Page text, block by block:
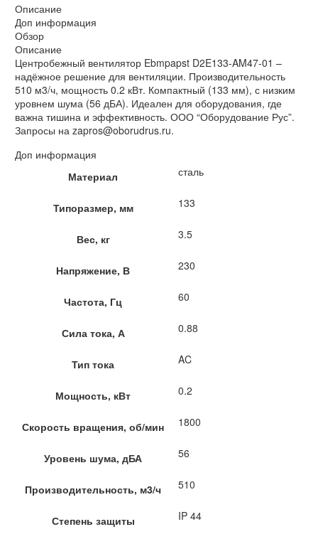
Описание
Доп информация
Обзор
Описание
Центробежный вентилятор Ebmpapst D2E133-AM47-01 –
надёжное решение для вентиляции. Производительность
510 м3/ч, мощность 0.2 кВт. Компактный (133 мм), с низким
уровнем шума (56 дБА). Идеален для оборудования, где
важна тишина и эффективность. ООО “Оборудование Рус”.
Запросы на zapros@oborudrus.ru.
Доп информация
Материал
сталь
Типоразмер, мм 133
Вес, кг 3.5
Напряжение, В 230
Частота, Гц 60
Сила тока, А 0.88
Тип тока AC
Мощность, кВт 0.2
Скорость вращения, об/мин 1800
Уровень шума, дБА 56
Производительность, м3/ч 510
Степень защиты IP 44